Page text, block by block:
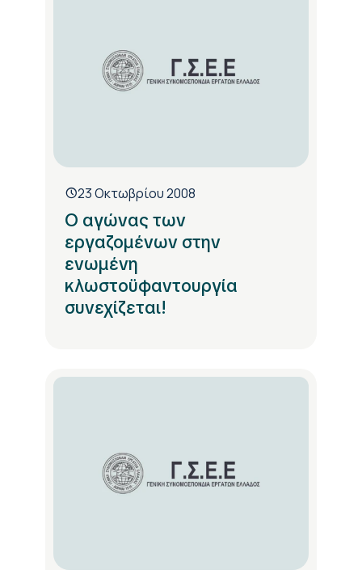
23 Οκτωβρίου 2008
Ο αγώνας των
εργαζομένων στην
ενωμένη
κλωστοϋφαντουργία
συνεχίζεται!